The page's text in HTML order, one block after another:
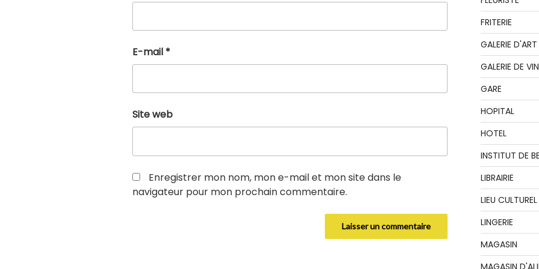
E-mail *
Site web
Enregistrer mon nom, mon e-mail et mon site dans le
navigateur pour mon prochain commentaire.
FRITERIE
GALERIE D'ART
GALERIE DE
GARE
HOPITAL
HOTEL
INSTITUT DE
LIBRAIRIE
LIEU CULTUREL
LINGERIE
MAGASIN